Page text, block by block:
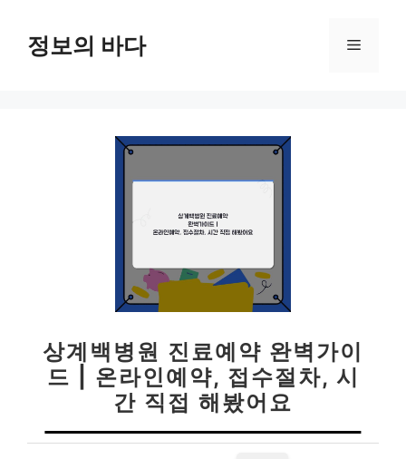
정보의 바다 메
상계백병원 진료예약 완벽가이
드 | 온라인예약, 접수절차, 시
간 직접 해봤어요